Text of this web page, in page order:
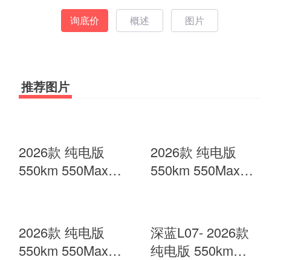
询底价 概述 图片
推荐图片
2026款 纯电版
550km 550Max华
2026款 纯电版
550km 550Max华
2026款 纯电版
550km 550Max华
深蓝L07- 2026款
纯电版 550km